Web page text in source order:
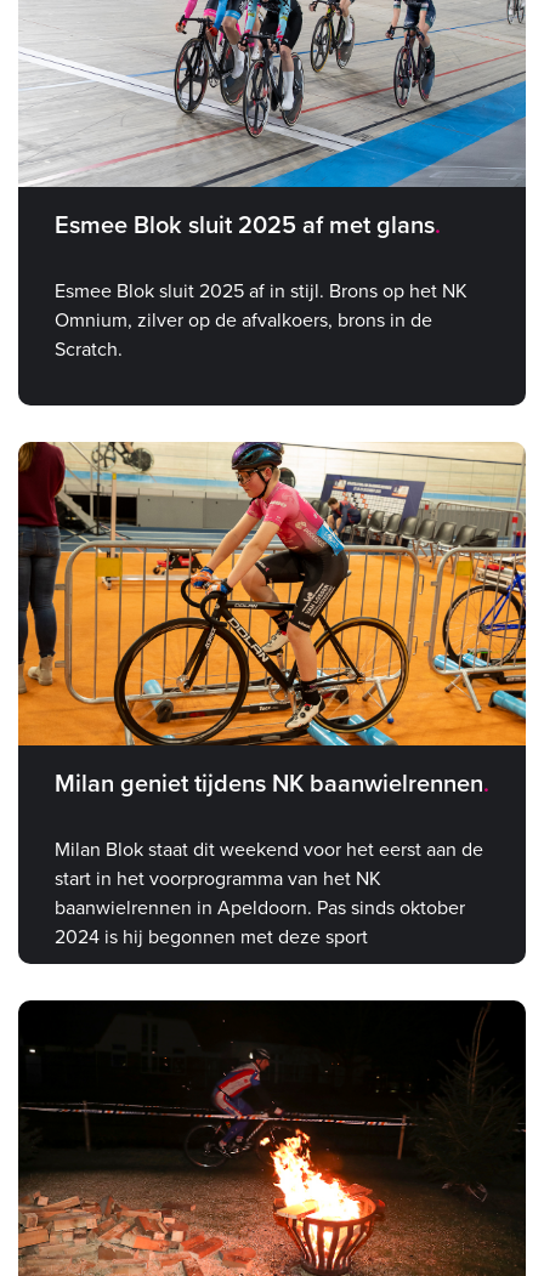
Esmee Blok sluit 2025 af met glans
Esmee Blok sluit 2025 af in stijl. Brons op het NK
Omnium, zilver op de afvalkoers, brons in de
Scratch.
Milan geniet tijdens NK baanwielrennen
Milan Blok staat dit weekend voor het eerst aan de
start in het voorprogramma van het NK
baanwielrennen in Apeldoorn. Pas sinds oktober
2024 is hij begonnen met deze sport